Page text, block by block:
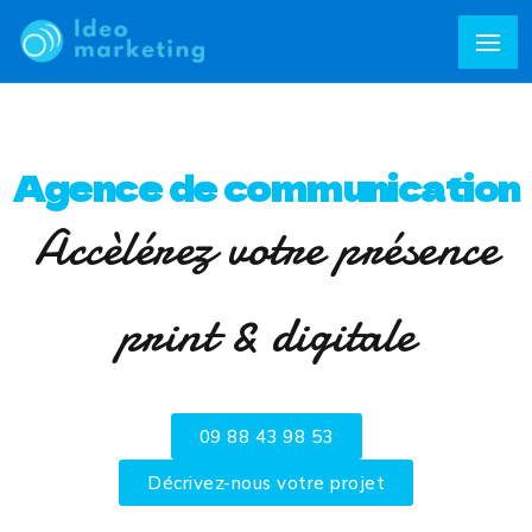
Agence de communication
Accèlérez votre présence
print & digitale
09 88 43 98 53
Décrivez-nous votre projet